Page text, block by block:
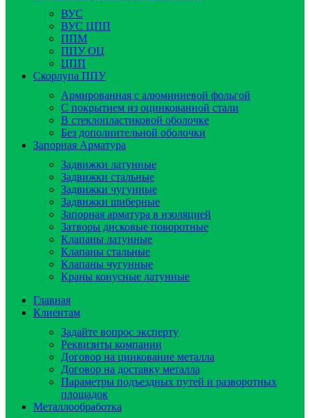
ВУС
ВУС ЦПП
ППМ
ППУ ОЦ
ЦПП
Скорлупа ППУ
Армированная с алюминиевой фольгой
C покрытием из оцинкованной стали
В стеклопластиковой оболочке
Без дополнительной оболочки
Запорная Арматура
Задвижки латунные
Задвижки стальные
Задвижки чугунные
Задвижки шиберные
Запорная арматура в изоляцией
Затворы дисковые поворотные
Клапаны латунные
Клапаны стальные
Клапаны чугунные
Краны конусные латунные
Главная
Клиентам
Задайте вопрос эксперту
Реквизиты компании
Договор на цинкование металла
Договор на доставку металла
Параметры подъездных путей и разворотных
площадок
Металлообработка